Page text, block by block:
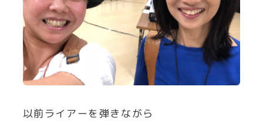
以前ライアーを弾きながら